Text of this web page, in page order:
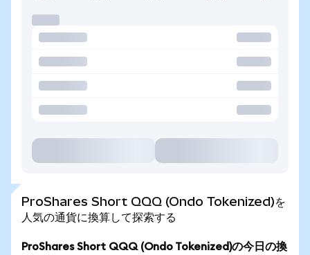
ProShares Short QQQ (Ondo Tokenized)を
人気の通貨に換算して探索する
ProShares Short QQQ (Ondo Tokenized)の今日の換